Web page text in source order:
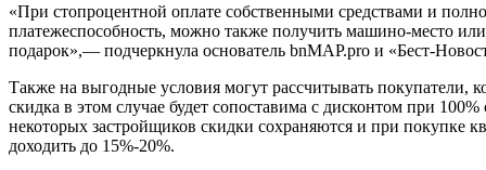
«При стопроцентной оплате собственными средствами и
платежеспособность, можно также получить машино-место
подарок»,— подчеркнула основатель bnMAP.pro и «Бест-
Также на выгодные условия могут рассчитывать
скидка в этом случае будет сопоставима с дисконтом при
некоторых застройщиков скидки сохраняются и при покупке
доходить до 15%-20%.